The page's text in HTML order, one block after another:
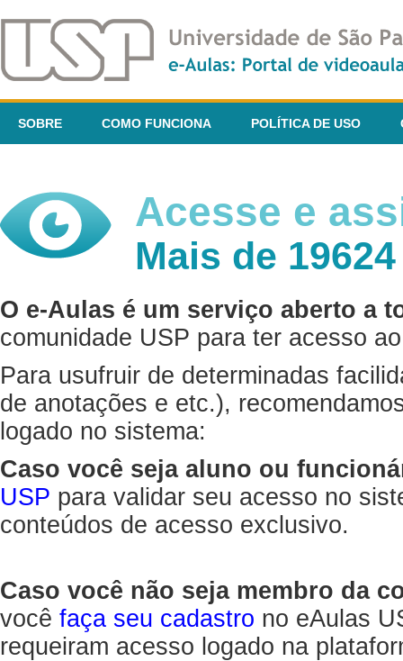
SOBRE COMO FUNCIONA POLÍTICA DE USO
Acesse e
Mais de
O e-Aulas é um serviço aberto a
comunidade USP para ter acesso
Para usufruir de determinadas
de anotações e etc.),
logado no sistema:
Caso você seja aluno ou
USP para validar seu acesso no
conteúdos de acesso exclusivo.
Caso você não seja membro da
você faça seu cadastro no eAulas
requeiram acesso logado na